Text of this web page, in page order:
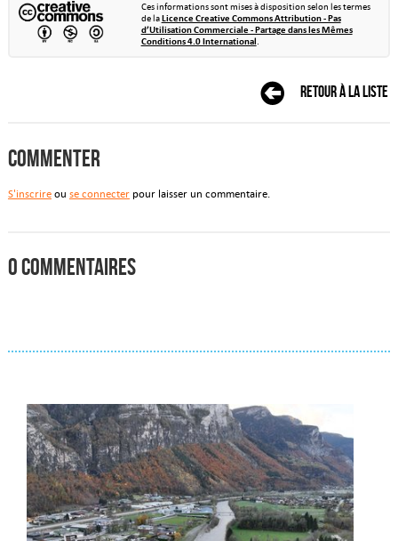
Ces informations sont mises à disposition selon les termes
de laLicence Creative Commons Attribution - Pas
d’Utilisation Commerciale - Partage dans les Mêmes
Conditions 4.0 International.
Retour à la liste
Commenter
S'inscrireou se connecterpour laisser un commentaire.
0 commentaires